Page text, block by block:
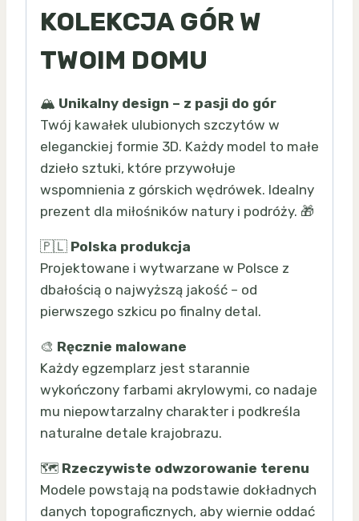
KOLEKCJA GÓR W
TWOIM DOMU
🏔️ Unikalny design – z pasji do gór
Twój kawałek ulubionych szczytów w
eleganckiej formie 3D. Każdy model to małe
dzieło sztuki, które przywołuje
wspomnienia z górskich wędrówek. Idealny
prezent dla miłośników natury i podróży. 🎁
🇵🇱 Polska produkcja
Projektowane i wytwarzane w Polsce z
dbałością o najwyższą jakość – od
pierwszego szkicu po finalny detal.
🎨 Ręcznie malowane
Każdy egzemplarz jest starannie
wykończony farbami akrylowymi, co nadaje
mu niepowtarzalny charakter i podkreśla
naturalne detale krajobrazu.
🗺️ Rzeczywiste odwzorowanie terenu
Modele powstają na podstawie dokładnych
danych topograficznych, aby wiernie oddać